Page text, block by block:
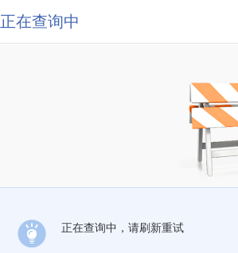
正在查询中
正在查询中，请刷新重试